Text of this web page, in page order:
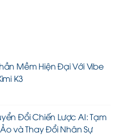
Mềm Hiện Đại Với Vibe
K3
Đổi Chiến Lược AI: Tạm
và Thay Đổi Nhân Sự